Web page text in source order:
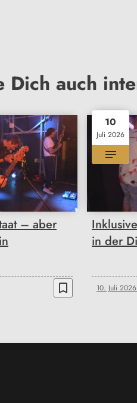
Dich auch
– aber
bookmark_border
10
Juli 2026
in der
10. Juli 2026